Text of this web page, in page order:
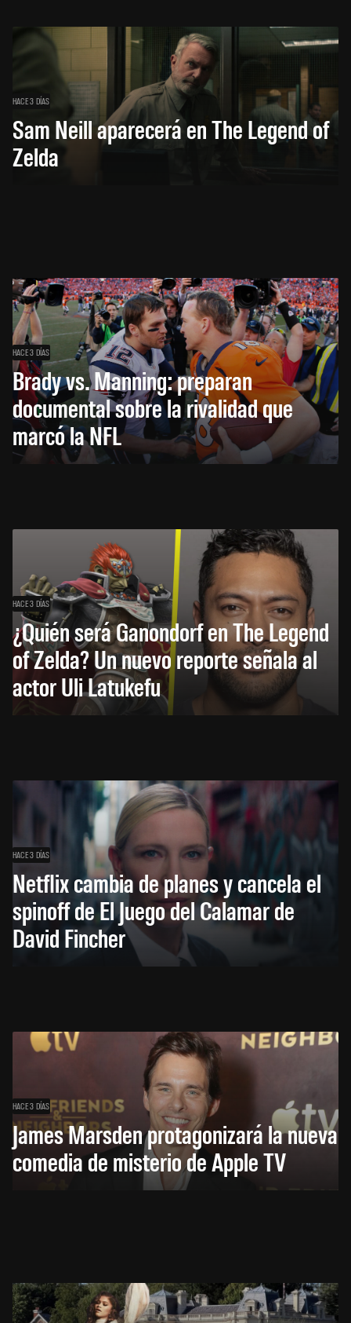
HACE 3 DÍAS
Sam Neill aparecerá en The Legend of
Zelda
HACE 3 DÍAS
Brady vs. Manning: preparan
documental sobre la rivalidad que
marcó la NFL
HACE 3 DÍAS
¿Quién será Ganondorf en The Legend
of Zelda? Un nuevo reporte señala al
actor Uli Latukefu
HACE 3 DÍAS
Netflix cambia de planes y cancela el
spinoff de El Juego del Calamar de
David Fincher
HACE 3 DÍAS
James Marsden protagonizará la nueva
comedia de misterio de Apple TV